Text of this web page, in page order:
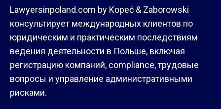
Lawyersinpoland.com by Kopeć & Zaborowski
консультирует международных клиентов по
юридическим и практическим последствиям
ведения деятельности в Польше, включая
регистрацию компаний, compliance, трудовые
вопросы и управление административными
рисками.